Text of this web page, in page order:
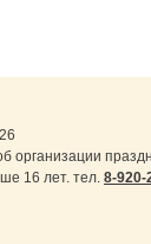
организации
16 лет. тел. 8-920-